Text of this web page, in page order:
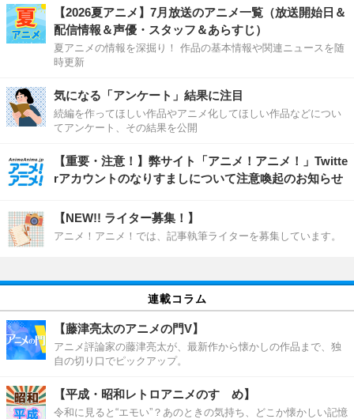
【2026夏アニメ】7月放送のアニメ一覧（放送開始日＆
配信情報＆声優・スタッフ＆あらすじ）
夏アニメの情報を深掘り！ 作品の基本情報や関連ニュースを随
時更新
気になる「アンケート」結果に注目
続編を作ってほしい作品やアニメ化してほしい作品などについ
てアンケート、その結果を公開
【重要・注意！】弊サイト「アニメ！アニメ！」Twitte
rアカウントのなりすましについて注意喚起のお知らせ
【NEW!! ライター募集！】
アニメ！アニメ！では、記事執筆ライターを募集しています。
連載コラム
【藤津亮太のアニメの門V】
アニメ評論家の藤津亮太が、最新作から懐かしの作品まで、独
自の切り口でピックアップ。
【平成・昭和レトロアニメのすゝめ】
令和に見ると“エモい”？あのときの気持ち、どこか懐かしい記憶